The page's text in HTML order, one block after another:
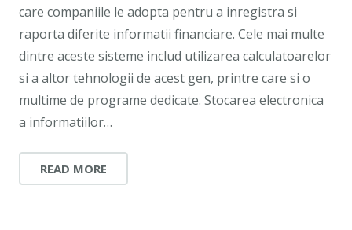
care companiile le adopta pentru a inregistra si
raporta diferite informatii financiare. Cele mai multe
dintre aceste sisteme includ utilizarea calculatoarelor
si a altor tehnologii de acest gen, printre care si o
multime de programe dedicate. Stocarea electronica
a informatiilor…
READ MORE